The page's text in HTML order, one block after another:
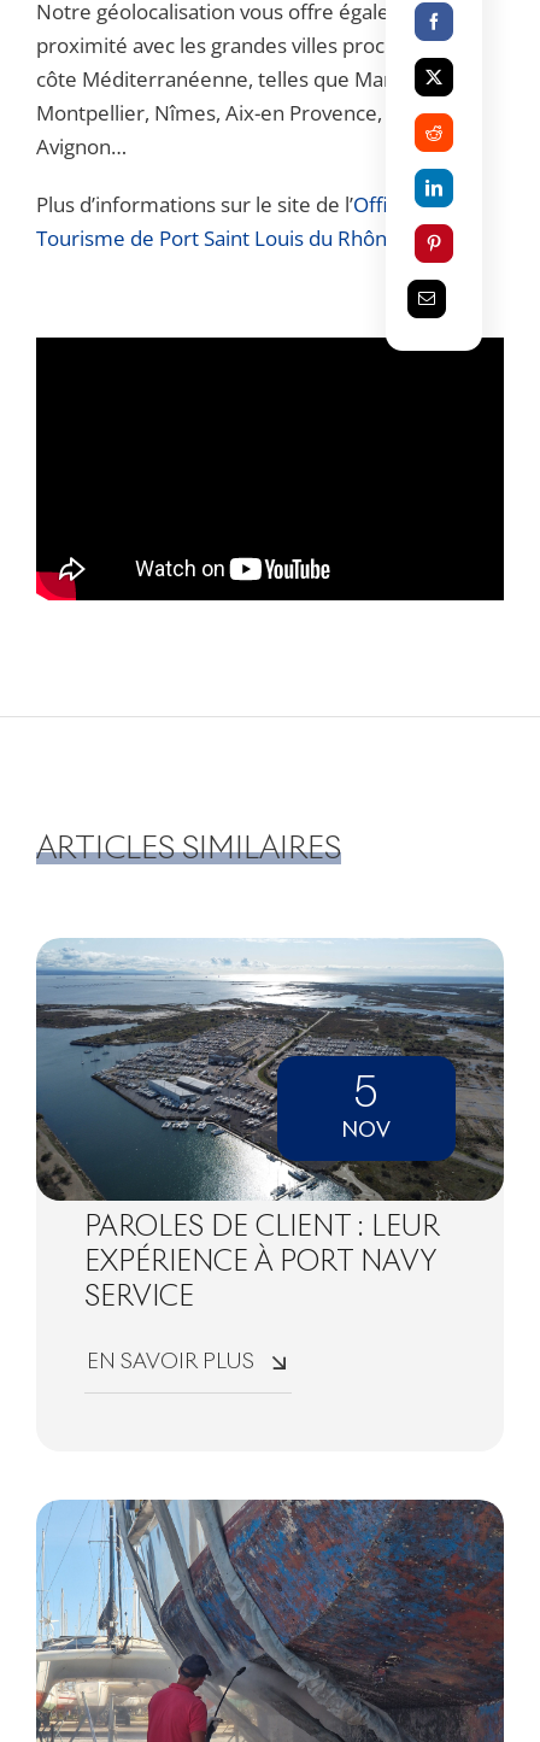
Notre géolocalisation vous offre également une
proximité avec les grandes villes proches de la
côte Méditerranéenne, telles que Marseille,
Montpellier, Nîmes, Aix-en Provence, Arles,
Avignon…
Plus d’informations sur le site de l’Office du
Tourisme de Port Saint Louis du Rhône
ARTICLES SIMILAIRES
5
NOV
PAROLES DE CLIENT : LEUR
EXPÉRIENCE À PORT NAVY
SERVICE
EN SAVOIR PLUS